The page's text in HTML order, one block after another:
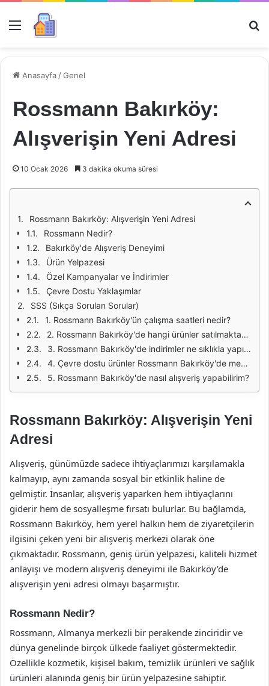
Menü
Anasayfa /Genel
Rossmann Bakırköy:
Alışverişin Yeni Adresi
10 Ocak 2026 3 dakika okuma süresi
Rossmann Bakırköy: Alışverişin Yeni Adresi
Rossmann Nedir?
Bakırköy'de Alışveriş Deneyimi
Ürün Yelpazesi
Özel Kampanyalar ve İndirimler
Çevre Dostu Yaklaşımlar
SSS (Sıkça Sorulan Sorular)
1. Rossmann Bakırköy'ün çalışma saatleri nedir?
2. Rossmann Bakırköy'de hangi ürünler satılmaktadır?
3. Rossmann Bakırköy'de indirimler ne sıklıkla yapılmaktadır?
4. Çevre dostu ürünler Rossmann Bakırköy'de mevcut mu?
5. Rossmann Bakırköy'de nasıl alışveriş yapabilirim?
Rossmann Bakırköy: Alışverişin Yeni
Adresi
Alışveriş, günümüzde sadece ihtiyaçlarımızı karşılamakla
kalmayıp, aynı zamanda sosyal bir etkinlik haline de
gelmiştir. İnsanlar, alışveriş yaparken hem ihtiyaçlarını
giderir hem de sosyalleşme fırsatı bulurlar. Bu bağlamda,
Rossmann Bakırköy, hem yerel halkın hem de ziyaretçilerin
ilgisini çeken yeni bir alışveriş merkezi olarak öne
çıkmaktadır. Rossmann, geniş ürün yelpazesi, kaliteli hizmet
anlayışı ve modern alışveriş deneyimi ile Bakırköy’de
alışverişin yeni adresi olmayı başarmıştır.
Rossmann Nedir?
Rossmann, Almanya merkezli bir perakende zinciridir ve
dünya genelinde birçok ülkede faaliyet göstermektedir.
Özellikle kozmetik, kişisel bakım, temizlik ürünleri ve sağlık
ürünleri alanında geniş bir ürün yelpazesine sahiptir.